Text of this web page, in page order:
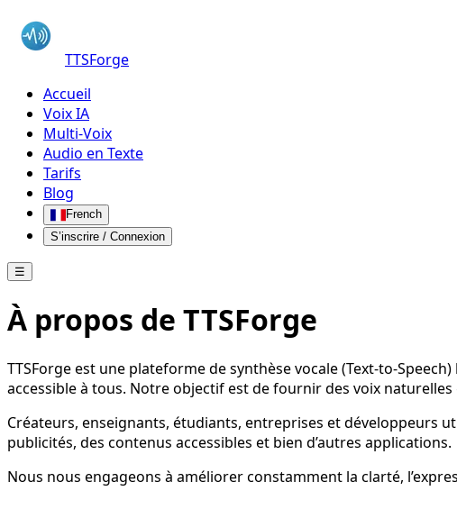
TTSForge
Accueil
Voix IA
Multi-Voix
Audio en Texte
Tarifs
Blog
French
S’inscrire / Connexion
☰
À propos de TTSForge
TTSForge est une plateforme de synthèse vocale (Text-to-
accessible à tous. Notre objectif est de fournir des voix
Créateurs, enseignants, étudiants, entreprises et développeurs
publicités, des contenus accessibles et bien d’autres applications.
Nous nous engageons à améliorer constamment la clarté,